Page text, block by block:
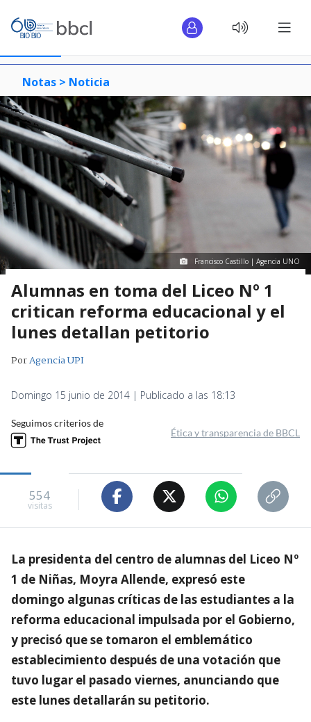
Notas > Noticia
Francisco Castillo | Agencia UNO
Alumnas en toma del Liceo Nº 1
critican reforma educacional y el
lunes detallan petitorio
PorAgencia UPI
Domingo 15 junio de 2014 | Publicado a las 18:13
Seguimos criterios de
Ética y transparencia de BBCL
554
visitas
La presidenta del centro de alumnas del Liceo Nº
1 de Niñas, Moyra Allende, expresó este
domingo algunas críticas de las estudiantes a la
reforma educacional impulsada por el Gobierno,
y precisó que se tomaron el emblemático
establecimiento después de una votación que
tuvo lugar el pasado viernes, anunciando que
este lunes detallarán su petitorio.